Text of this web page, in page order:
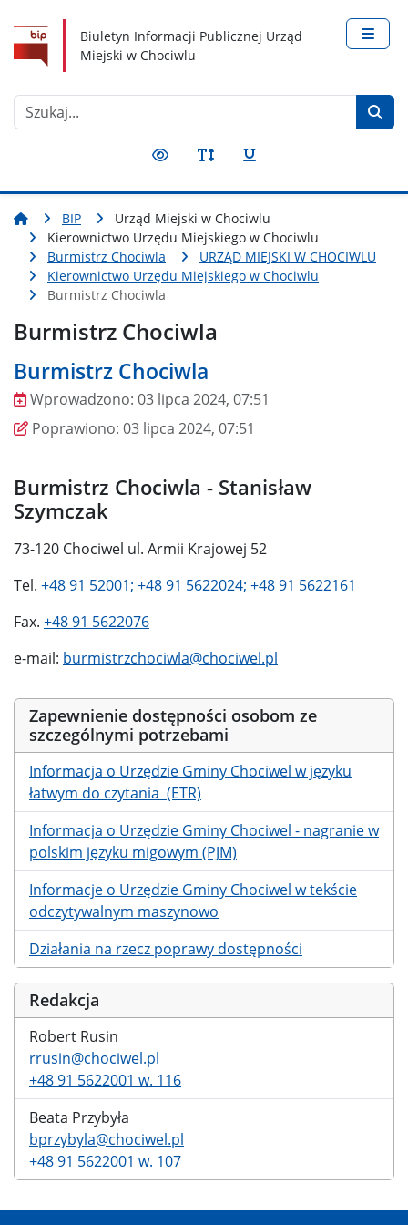
Biuletyn Informacji Publicznej Urząd
Miejski w Chociwlu
Szukaj
BIP
Urząd Miejski w Chociwlu
Kierownictwo Urzędu Miejskiego w Chociwlu
Burmistrz Chociwla
URZĄD MIEJSKI W CHOCIWLU
Kierownictwo Urzędu Miejskiego w Chociwlu
Burmistrz Chociwla
Zapewnienie dostępności osobom ze
szczególnymi potrzebami
Informacja o Urzędzie Gminy Chociwel w języku
łatwym do czytania (ETR)
Informacja o Urzędzie Gminy Chociwel - nagranie w
polskim języku migowym (PJM)
Informacje o Urzędzie Gminy Chociwel w tekście
odczytywalnym maszynowo
Działania na rzecz poprawy dostępności
Redakcja
Robert Rusin
rrusin@chociwel.pl
+48 91 5622001 w. 116
Beata Przybyła
bprzybyla@chociwel.pl
+48 91 5622001 w. 107
Burmistrz Chociwla
Burmistrz Chociwla
Wprowadzono
Wprowadzono: 03 lipca 2024, 07:51
Poprawiono
Poprawiono: 03 lipca 2024, 07:51
Burmistrz Chociwla - Stanisław
Szymczak
73-120 Chociwel ul. Armii Krajowej 52
Tel. +48 91 52001; +48 91 5622024; +48 91 5622161
Fax. +48 91 5622076
e-mail: burmistrzchociwla@chociwel.pl